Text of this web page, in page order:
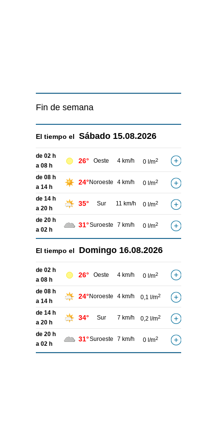
Fin de semana
El tiempo el Sábado 15.08.2026
de 02 h
a 08 h
26° Oeste 4 km/h 0 l/m2
de 08 h
a 14 h
24° Noroeste 4 km/h 0 l/m2
de 14 h
a 20 h
35° Sur 11 km/h 0 l/m2
de 20 h
a 02 h
31°Suroeste 7 km/h 0 l/m2
El tiempo el Domingo 16.08.2026
de 02 h
a 08 h
26° Oeste 4 km/h 0 l/m2
de 08 h
a 14 h
24° Noroeste 4 km/h 0,1 l/m2
de 14 h
a 20 h
34° Sur 7 km/h 0,2 l/m2
de 20 h
a 02 h
31°Suroeste 7 km/h 0 l/m2